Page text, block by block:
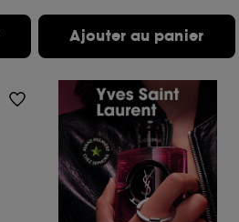
Ajouter au panier